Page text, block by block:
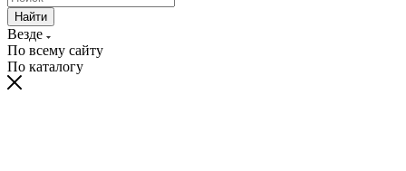
Найти
Везде
По всему сайту
По каталогу